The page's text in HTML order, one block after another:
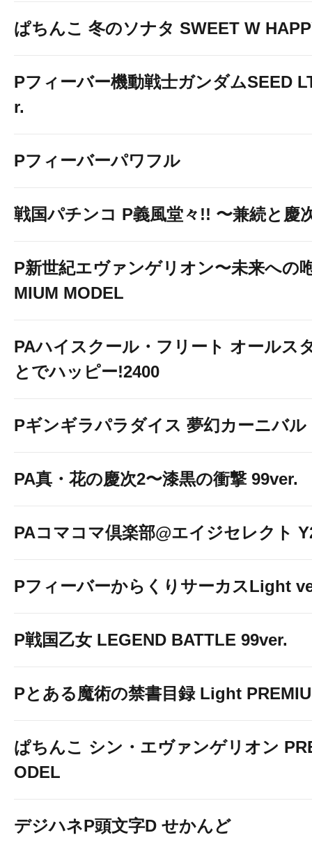
ぱちんこ 冬のソナタ SWEET W
Pフィーバー機動戦士ガンダムSEED
r.
Pフィーバーパワフル
戦国パチンコ P義風堂々!! 〜兼続と慶
P新世紀エヴァンゲリオン〜未来への
MIUM MODEL
PAハイスクール・フリート オールス
とでハッピー!2400
Pギンギラパラダイス 夢幻カーニバル
PA真・花の慶次2〜漆黒の衝撃 99ver.
PAコマコマ倶楽部@エイジセレクト
PフィーバーからくりサーカスLight
P戦国乙女 LEGEND BATTLE 99ver.
Pとある魔術の禁書目録 Light
ぱちんこ シン・エヴァンゲリオン
ODEL
デジハネP頭文字D せかんど